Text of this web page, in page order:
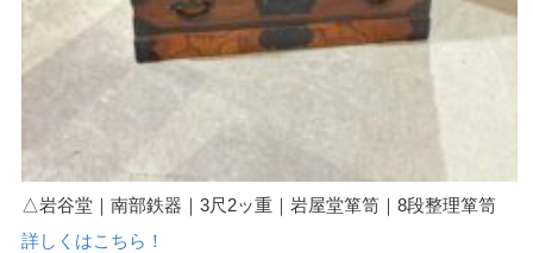
△岩谷堂｜南部鉄器｜3尺2ッ重｜岩屋堂箪笥｜8段整理箪笥
詳しくはこちら！